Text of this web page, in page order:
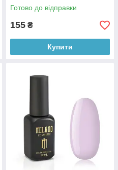
Готово до відправки
155 ₴
Купити